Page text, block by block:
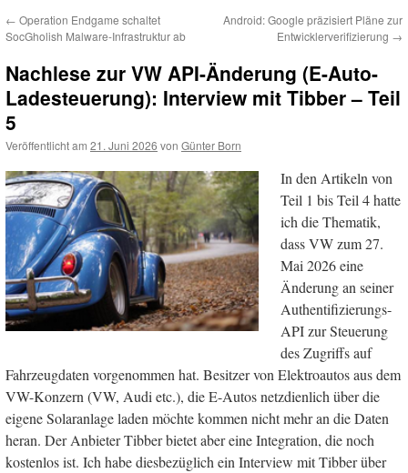
← Operation Endgame schaltet
SocGholish Malware-Infrastruktur ab
Android: Google präzisiert Pläne zur
Entwicklerverifizierung →
Nachlese zur VW API-Änderung (E-Auto-
Ladesteuerung): Interview mit Tibber – Teil
5
Veröffentlicht am 21. Juni 2026 von Günter Born
In den Artikeln von
Teil 1 bis Teil 4 hatte
ich die Thematik,
dass VW zum 27.
Mai 2026 eine
Änderung an seiner
Authentifizierungs-
API zur Steuerung
des Zugriffs auf
Fahrzeugdaten vorgenommen hat. Besitzer von Elektroautos aus dem
VW-Konzern (VW, Audi etc.), die E-Autos netzdienlich über die
eigene Solaranlage laden möchte kommen nicht mehr an die Daten
heran. Der Anbieter Tibber bietet aber eine Integration, die noch
kostenlos ist. Ich habe diesbezüglich ein Interview mit Tibber über